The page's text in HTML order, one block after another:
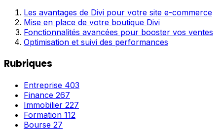
Les avantages de Divi pour votre site e-commerce
Mise en place de votre boutique Divi
Fonctionnalités avancées pour booster vos ventes
Optimisation et suivi des performances
Rubriques
Entreprise 403
Finance 267
Immobilier 227
Formation 112
Bourse 27